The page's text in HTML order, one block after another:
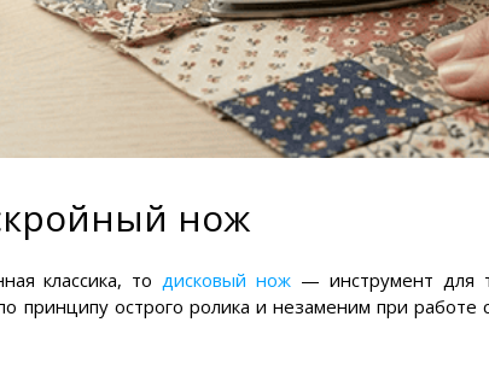
нож
классика, то дисковый нож — инструмент для
принципу острого ролика и незаменим при